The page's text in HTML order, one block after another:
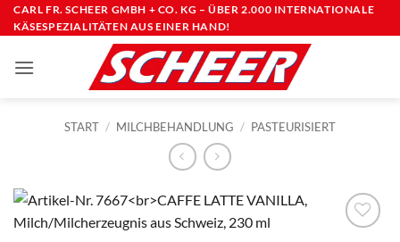
Zum
Inhalt
CARL FR. SCHEER GMBH + CO. KG – ÜBER 2.000 INTERNATIONALE
KÄSESPEZIALITÄTEN AUS EINER HAND!
START / MILCHBEHANDLUNG / PASTEURISIERT